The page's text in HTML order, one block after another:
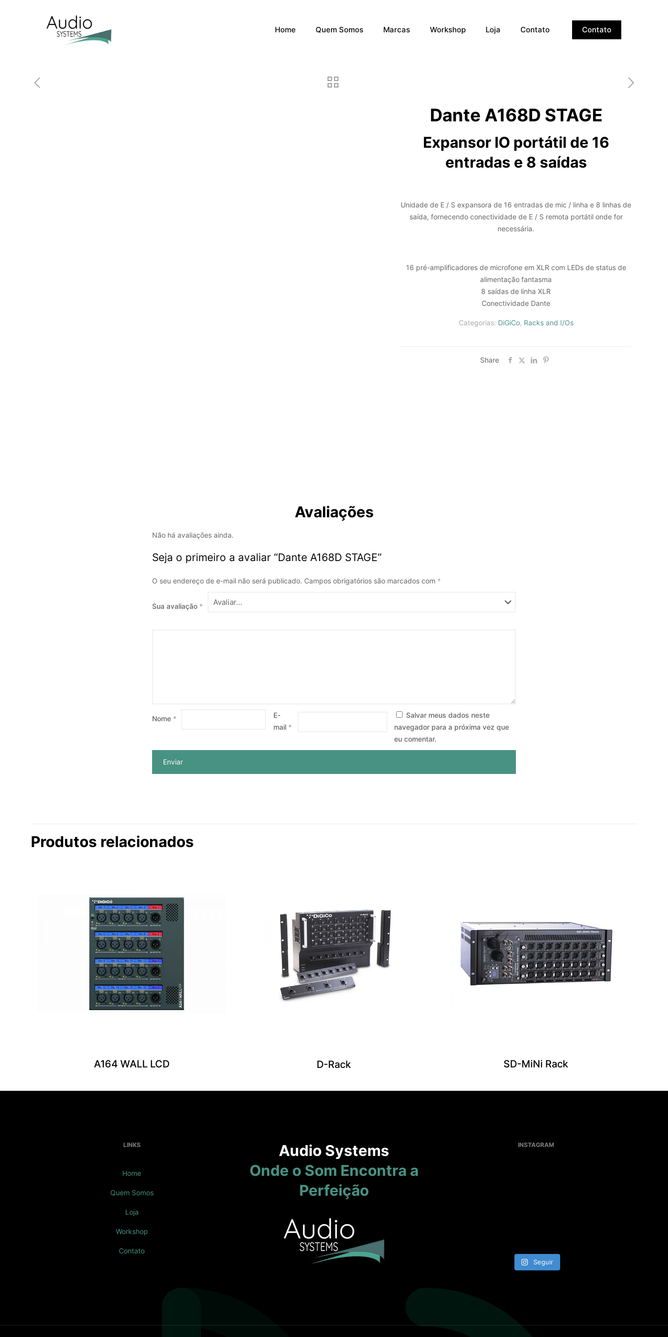
Home Quem Somos Marcas Workshop Loja Contato Contato
Dante A168D STAGE
Expansor IO portátil de 16
entradas e 8 saídas
Unidade de E / S expansora de 16 entradas de mic / linha e 8 linhas de
saída, fornecendo conectividade de E / S remota portátil onde for
necessária.
16 pré-amplificadores de microfone em XLR com LEDs de status de
alimentação fantasma
8 saídas de linha XLR
Conectividade Dante
Categorias: DiGiCo, Racks and I/Os
Share
Avaliações
Não há avaliações ainda.
Seja o primeiro a avaliar “Dante A168D STAGE”
O seu endereço de e-mail não será publicado. Campos obrigatórios são marcados com *
Sua avaliação *
Nome *
E-
mail *
Salvar meus dados neste
navegador para a próxima vez que
eu comentar.
Produtos relacionados
A164 WALL LCD D-Rack SD-MiNi Rack
LINKS
Home
Quem Somos
Loja
Workshop
Contato
Audio Systems
Onde o Som Encontra a
Perfeição
INSTAGRAM
Seguir